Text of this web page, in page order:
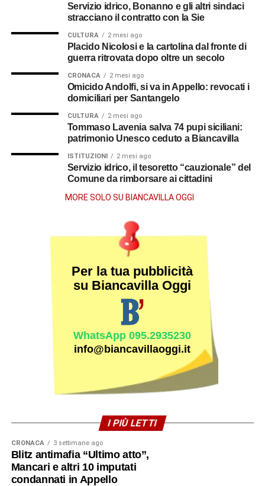
Servizio idrico, Bonanno e gli altri sindaci
stracciano il contratto con la Sie
CULTURA 2 mesi ago
Placido Nicolosi e la cartolina dal fronte di
guerra ritrovata dopo oltre un secolo
CRONACA 2 mesi ago
Omicido Andolfi, si va in Appello: revocati i
domiciliari per Santangelo
CULTURA 2 mesi ago
Tommaso Lavenia salva 74 pupi siciliani:
patrimonio Unesco ceduto a Biancavilla
ISTITUZIONI 2 mesi ago
Servizio idrico, il tesoretto “cauzionale” del
Comune da rimborsare ai cittadini
MORE SOLO SU BIANCAVILLA OGGI
Per la tua pubblicità
su Biancavilla Oggi
WhatsApp 095.2935230
info@biancavillaoggi.it
I PIÙ LETTI
CRONACA 3 settimane ago
Blitz antimafia “Ultimo atto”,
Mancari e altri 10 imputati
condannati in Appello